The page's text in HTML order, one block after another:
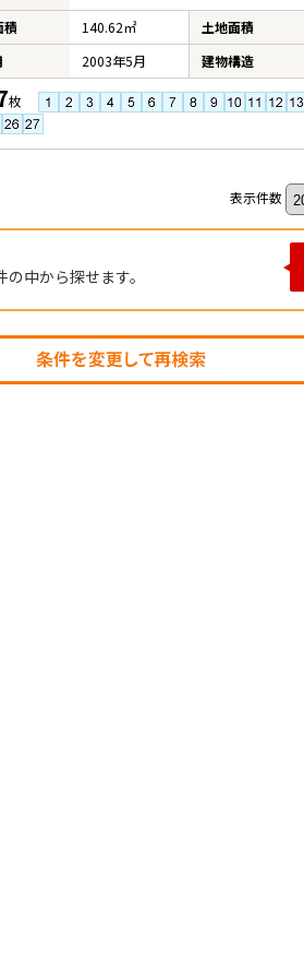
積
140.62㎡ 土地面積
2003年5月 建物構造
枚
表示件数
の中から探せます。